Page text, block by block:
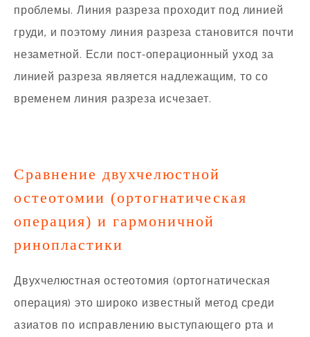
проблемы. Линия разреза проходит под линией
груди, и поэтому линия разреза становится почти
незаметной. Если пост-операционный уход за
линией разреза является надлежащим, то со
временем линия разреза исчезает.
Сравнение двухчелюстной
остеотомии (ортогнатическая
операция) и гармоничной
ринопластики
Двухчелюстная остеотомия (ортогнатическая
операция) это широко известный метод среди
азиатов по исправлению выступающего рта и